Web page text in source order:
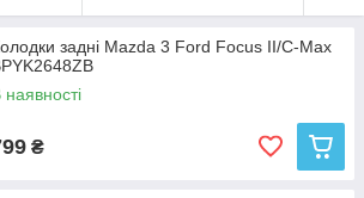
задні Mazda 3 Ford Focus II/C-Max
наявності
₴